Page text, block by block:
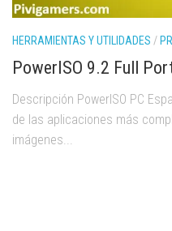
HERRAMIENTAS Y UTILIDADES /
PowerISO 9.2 Full
Descripción PowerISO PC
de las aplicaciones más
imágenes...